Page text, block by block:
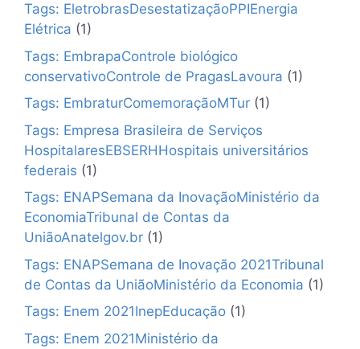
Tags: EletrobrasDesestatizaçãoPPIEnergia
Elétrica (1)
Tags: EmbrapaControle biológico
conservativoControle de PragasLavoura (1)
Tags: EmbraturComemoraçãoMTur (1)
Tags: Empresa Brasileira de Serviços
HospitalaresEBSERHHospitais universitários
federais (1)
Tags: ENAPSemana da InovaçãoMinistério da
EconomiaTribunal de Contas da
UniãoAnatelgov.br (1)
Tags: ENAPSemana de Inovação 2021Tribunal
de Contas da UniãoMinistério da Economia (1)
Tags: Enem 2021InepEducação (1)
Tags: Enem 2021Ministério da